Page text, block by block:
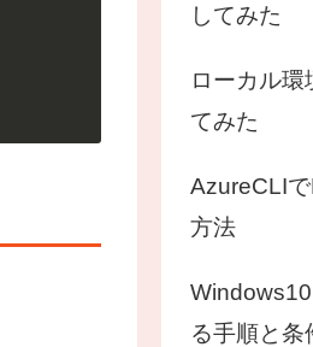
してみた
ローカル
てみた
AzureCLI
方法
る手順と条